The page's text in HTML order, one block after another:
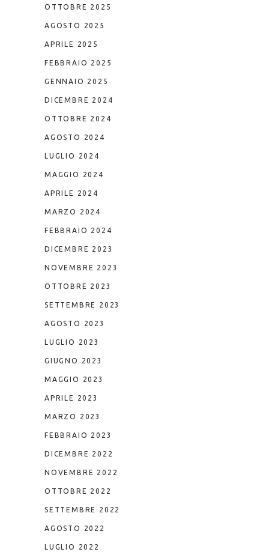
OTTOBRE 2025
AGOSTO 2025
APRILE 2025
FEBBRAIO 2025
GENNAIO 2025
DICEMBRE 2024
OTTOBRE 2024
AGOSTO 2024
LUGLIO 2024
MAGGIO 2024
APRILE 2024
MARZO 2024
FEBBRAIO 2024
DICEMBRE 2023
NOVEMBRE 2023
OTTOBRE 2023
SETTEMBRE 2023
AGOSTO 2023
LUGLIO 2023
GIUGNO 2023
MAGGIO 2023
APRILE 2023
MARZO 2023
FEBBRAIO 2023
DICEMBRE 2022
NOVEMBRE 2022
OTTOBRE 2022
SETTEMBRE 2022
AGOSTO 2022
LUGLIO 2022